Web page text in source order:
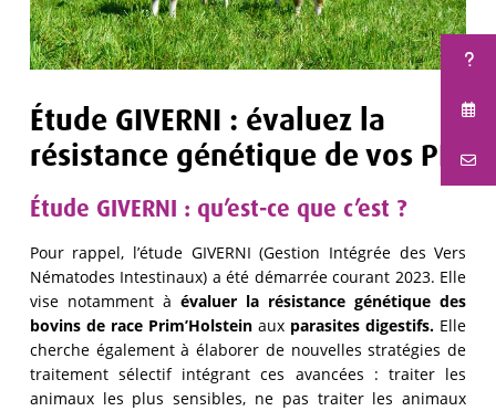
Étude GIVERNI : évaluez la
résistance génétique de vos PH
Étude GIVERNI : qu’est-ce que c’est ?
Pour rappel, l’étude GIVERNI (Gestion Intégrée des Vers
Nématodes Intestinaux) a été démarrée courant 2023. Elle
vise notamment à évaluer la résistance génétique des
bovins de race Prim’Holsteinaux parasites digestifs. Elle
cherche également à élaborer de nouvelles stratégies de
traitement sélectif intégrant ces avancées : traiter les
animaux les plus sensibles, ne pas traiter les animaux